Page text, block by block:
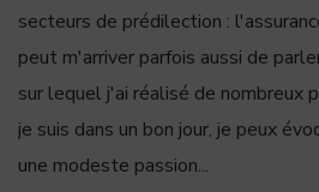
secteurs de prédilection :
peut m'arriver parfois aussi de
sur lequel j'ai réalisé de nombreux
je suis dans un bon jour, je peux
une modeste passion...